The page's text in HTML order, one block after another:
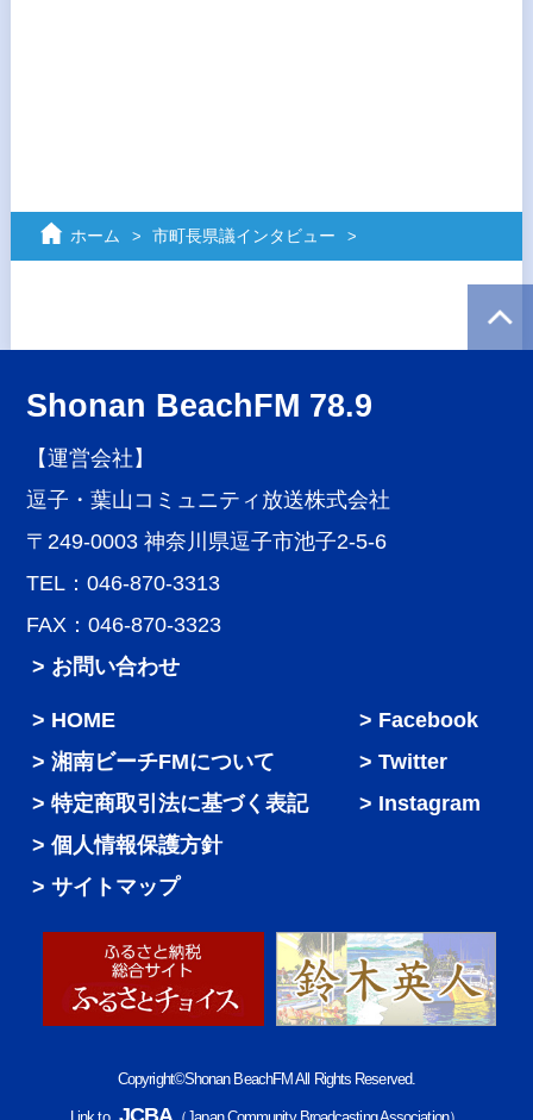
ホーム 市町長県議インタビュー
Shonan BeachFM 78.9
【運営会社】
逗子・葉山コミュニティ放送株式会社
〒249-0003 神奈川県逗子市池子2-5-6
TEL：046-870-3313
FAX：046-870-3323
> お問い合わせ
HOME
湘南ビーチFMについて
特定商取引法に基づく表記
個人情報保護方針
サイトマップ
Facebook
Twitter
Instagram
Copyright©Shonan BeachFM All Rights Reserved.